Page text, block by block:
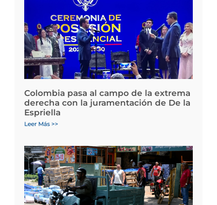
Colombia pasa al campo de la extrema
derecha con la juramentación de De la
Espriella
Leer Más >>